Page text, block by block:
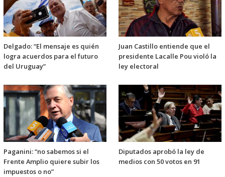
Delgado: “El mensaje es quién
logra acuerdos para el futuro
del Uruguay”
Juan Castillo entiende que el
presidente Lacalle Pou violó la
ley electoral
Paganini: “no sabemos si el
Frente Amplio quiere subir los
impuestos o no”
Diputados aprobó la ley de
medios con 50 votos en 91